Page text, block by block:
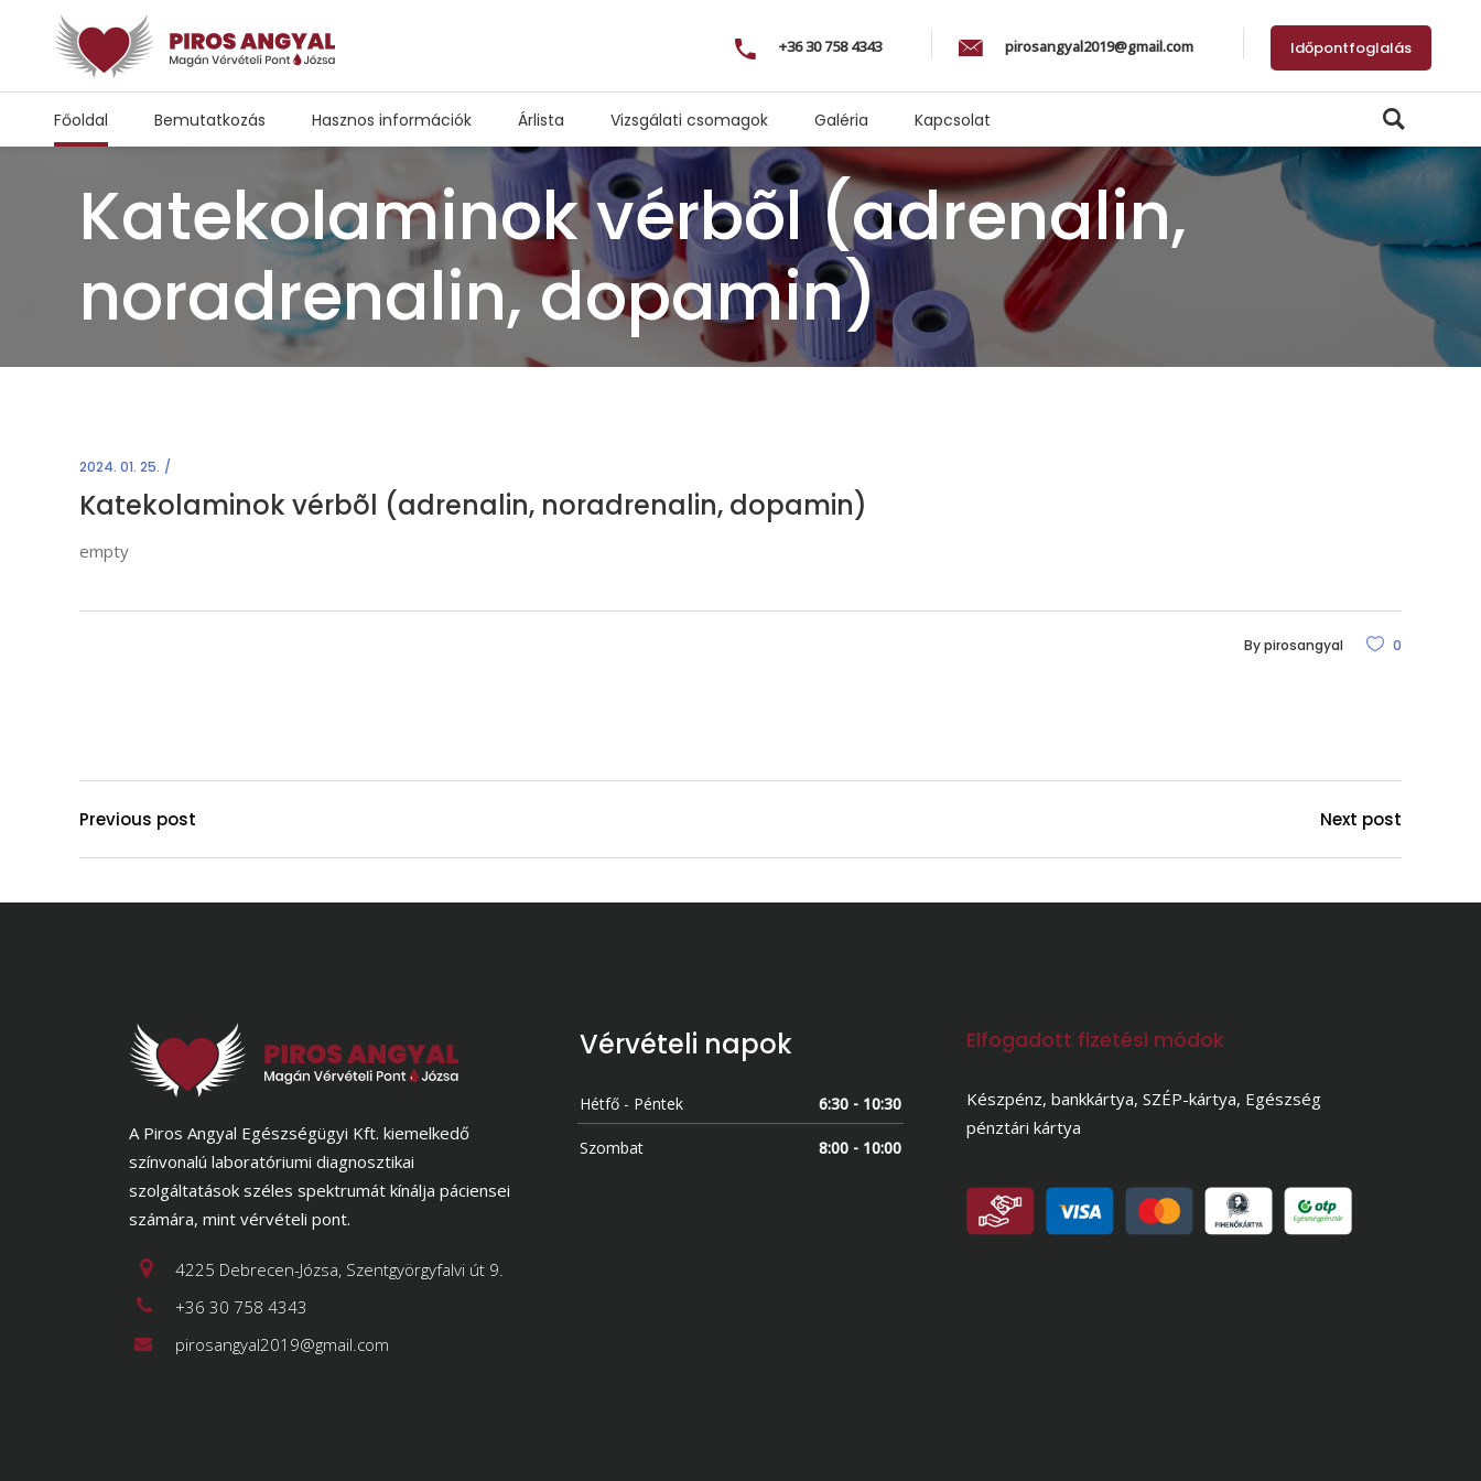
+36 30 758 4343 pirosangyal2019@gmail.com Időpontfoglalás
Főoldal Bemutatkozás Hasznos információk Árlista Vizsgálati csomagok Galéria Kapcsolat
Katekolaminok vérbõl (adrenalin,
noradrenalin, dopamin)
2024. 01. 25.
Katekolaminok vérbõl (adrenalin, noradrenalin, dopamin)
empty
Bypirosangyal 0
Previous post Next post
A Piros Angyal Egészségügyi Kft. kiemelkedő
színvonalú laboratóriumi diagnosztikai
szolgáltatások széles spektrumát kínálja páciensei
számára, mint vérvételi pont.
4225 Debrecen-Józsa, Szentgyörgyfalvi út 9.
+36 30 758 4343
pirosangyal2019@gmail.com
Vérvételi napok
Hétfő - Péntek 6:30 - 10:30
Szombat 8:00 - 10:00
Elfogadott fizetési módok
Készpénz, bankkártya, SZÉP-kártya, Egészség
pénztári kártya